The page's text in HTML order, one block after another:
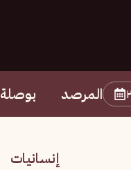
المرصد بوصلة
إنسانيات